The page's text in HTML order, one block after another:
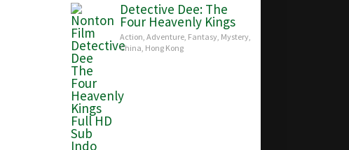
Detective Dee: The
Four Heavenly Kings
Action, Adventure, Fantasy, Mystery,
China, Hong Kong